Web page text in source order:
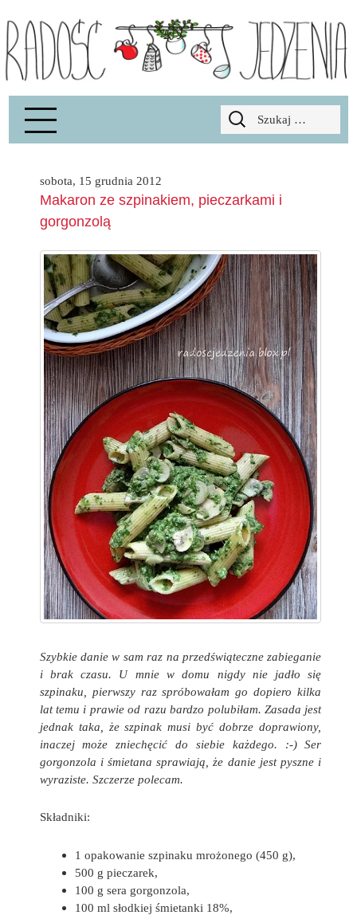
Radość Jedzenia – blog kulinarny
Szukaj:
sobota, 15 grudnia 2012
Makaron ze szpinakiem, pieczarkami i
gorgonzolą
Szybkie danie w sam raz na przedświąteczne zabieganie
i brak czasu. U mnie w domu nigdy nie jadło się
szpinaku, pierwszy raz spróbowałam go dopiero kilka
lat temu i prawie od razu bardzo polubiłam. Zasada jest
jednak taka, że szpinak musi być dobrze doprawiony,
inaczej może zniechęcić do siebie każdego. :-) Ser
gorgonzola i śmietana sprawiają, że danie jest pyszne i
wyraziste. Szczerze polecam.
Składniki:
1 opakowanie szpinaku mrożonego (450 g),
500 g pieczarek,
100 g sera gorgonzola,
100 ml słodkiej śmietanki 18%,